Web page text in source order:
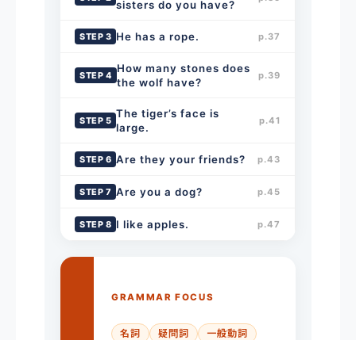
sisters do you have?
STEP 3 He has a rope. p.37
STEP 4
How many stones does
the wolf have?
p.39
STEP 5
The tiger’s face is
large.
p.41
STEP 6 Are they your friends? p.43
STEP 7 Are you a dog? p.45
STEP 8 I like apples. p.47
GRAMMAR FOCUS
名詞 疑問詞
一般動詞